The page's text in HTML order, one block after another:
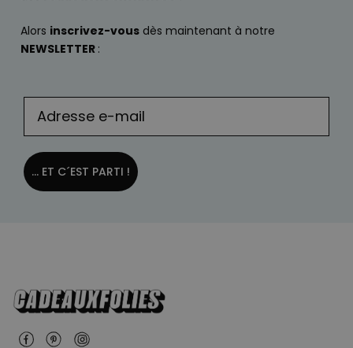
Alors inscrivez-vous dès maintenant à notre
NEWSLETTER :
... ET C´EST PARTI !